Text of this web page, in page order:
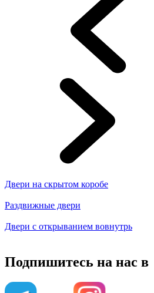
Двери на скрытом коробе
Раздвижные двери
Двери с открыванием вовнутрь
Подпишитесь на нас в